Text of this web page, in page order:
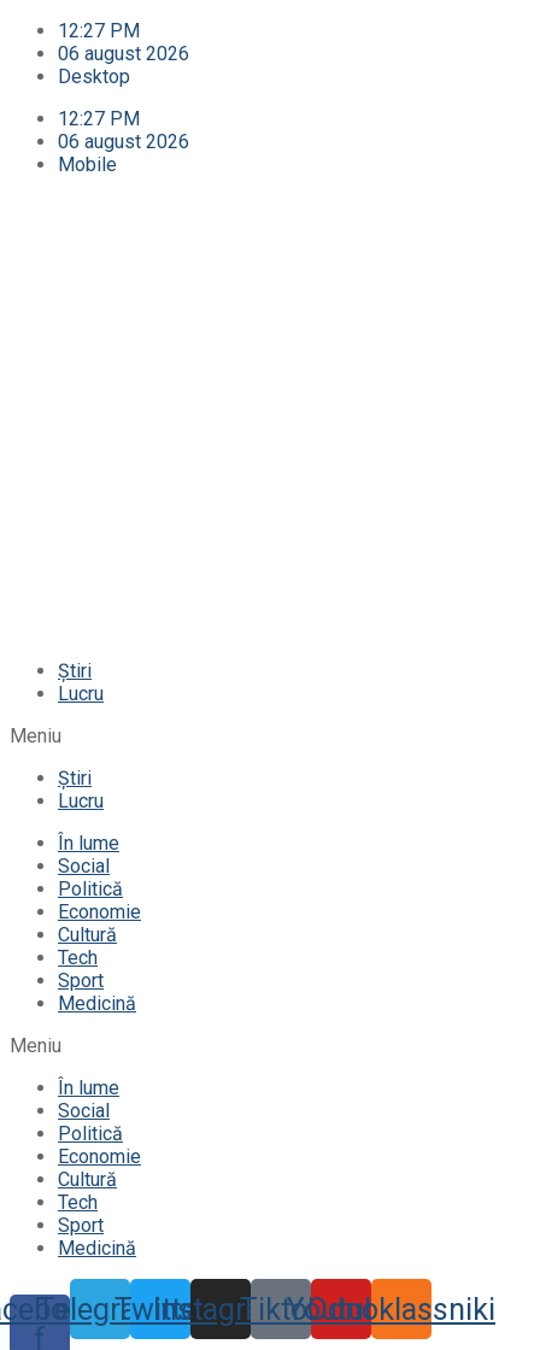
12:27 PM
06 august 2026
Desktop
12:27 PM
06 august 2026
Mobile
Știri
Lucru
Meniu
Știri
Lucru
În lume
Social
Politică
Economie
Cultură
Tech
Sport
Medicină
Meniu
În lume
Social
Politică
Economie
Cultură
Tech
Sport
Medicină
f
TelegramTwitter
Instagram
TiktokYoutube
Odnoklassniki